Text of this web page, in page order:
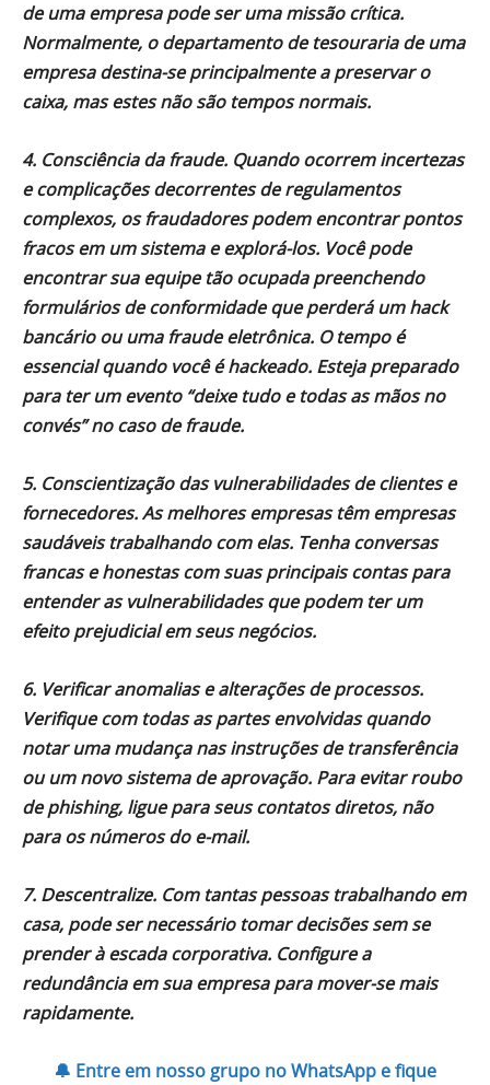
de uma empresa pode ser uma missão crítica.
Normalmente, o departamento de tesouraria de uma
empresa destina-se principalmente a preservar o
caixa, mas estes não são tempos normais.
4. Consciência da fraude. Quando ocorrem incertezas
e complicações decorrentes de regulamentos
complexos, os fraudadores podem encontrar pontos
fracos em um sistema e explorá-los. Você pode
encontrar sua equipe tão ocupada preenchendo
formulários de conformidade que perderá um hack
bancário ou uma fraude eletrônica. O tempo é
essencial quando você é hackeado. Esteja preparado
para ter um evento “deixe tudo e todas as mãos no
convés” no caso de fraude.
5. Conscientização das vulnerabilidades de clientes e
fornecedores. As melhores empresas têm empresas
saudáveis trabalhando com elas. Tenha conversas
francas e honestas com suas principais contas para
entender as vulnerabilidades que podem ter um
efeito prejudicial em seus negócios.
6. Verificar anomalias e alterações de processos.
Verifique com todas as partes envolvidas quando
notar uma mudança nas instruções de transferência
ou um novo sistema de aprovação. Para evitar roubo
de phishing, ligue para seus contatos diretos, não
para os números do e-mail.
7. Descentralize. Com tantas pessoas trabalhando em
casa, pode ser necessário tomar decisões sem se
prender à escada corporativa. Configure a
redundância em sua empresa para mover-se mais
rapidamente.
🔔 Entre em nosso grupo no WhatsApp e fique